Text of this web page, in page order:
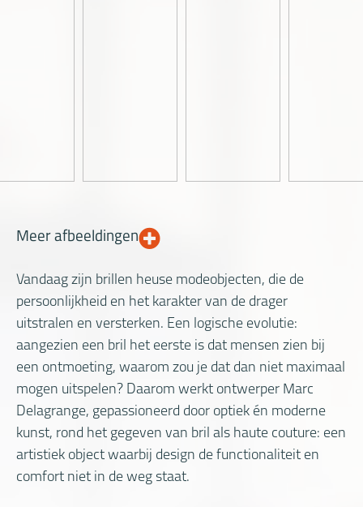
Meer afbeeldingen
Vandaag zijn brillen heuse modeobjecten, die de
persoonlijkheid en het karakter van de drager
uitstralen en versterken. Een logische evolutie:
aangezien een bril het eerste is dat mensen zien bij
een ontmoeting, waarom zou je dat dan niet maximaal
mogen uitspelen? Daarom werkt ontwerper Marc
Delagrange, gepassioneerd door optiek én moderne
kunst, rond het gegeven van bril als haute couture: een
artistiek object waarbij design de functionaliteit en
comfort niet in de weg staat.